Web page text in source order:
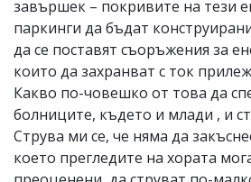
завършек – покривите на тези
паркинги да бъдат
да се поставят съоръжения за
които да захранват с ток
Какво по-човешко от това да
болниците, където и млади , и
Струва ми се, че няма да
което прегледите на хората